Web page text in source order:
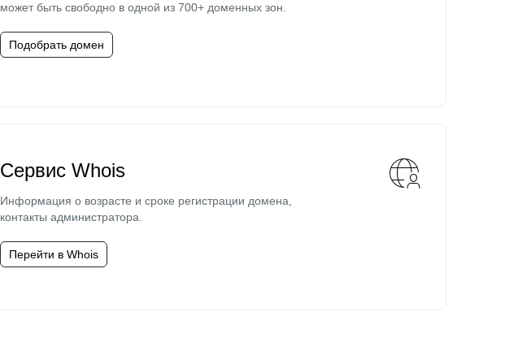
может быть свободно в одной из 700+ доменных зон.
Подобрать домен
Сервис Whois
Информация о возрасте и сроке регистрации домена,
контакты администратора.
Перейти в Whois